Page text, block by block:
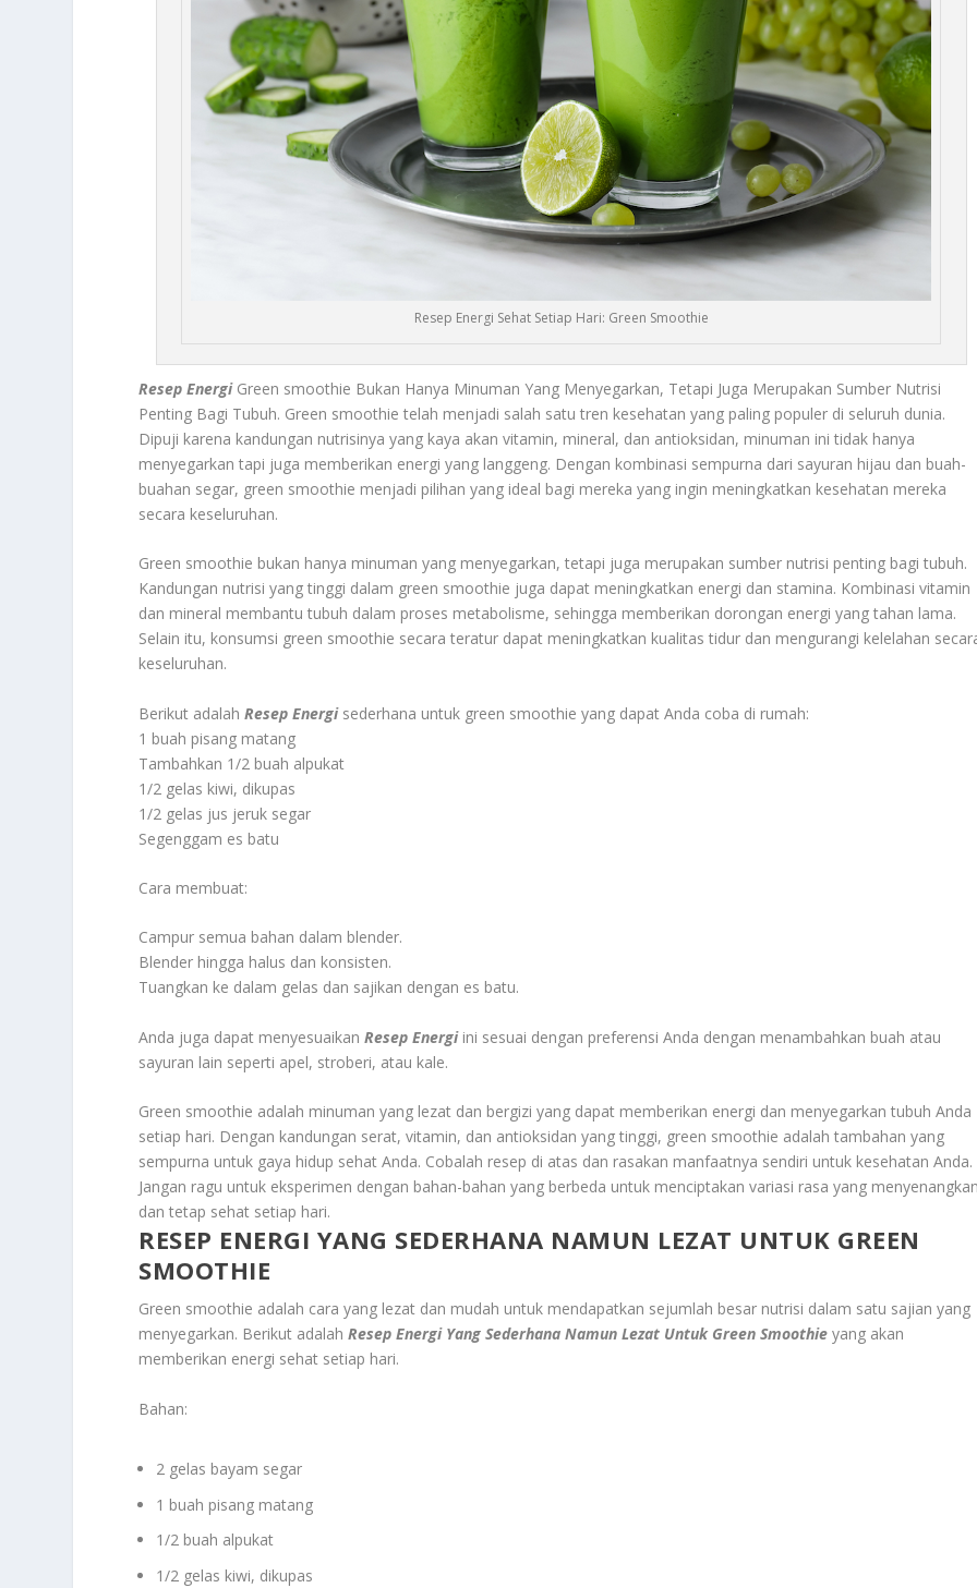
Resep Energi Sehat Setiap Hari: Green Smoothie
Resep Energi Green smoothie Bukan Hanya Minuman Yang Menyegarkan, Tetapi Juga Merupakan Sumber Nutrisi
Penting Bagi Tubuh. Green smoothie telah menjadi salah satu tren kesehatan yang paling populer di seluruh dunia.
Dipuji karena kandungan nutrisinya yang kaya akan vitamin, mineral, dan antioksidan, minuman ini tidak hanya
menyegarkan tapi juga memberikan energi yang langgeng. Dengan kombinasi sempurna dari sayuran hijau dan buah-
buahan segar, green smoothie menjadi pilihan yang ideal bagi mereka yang ingin meningkatkan kesehatan mereka
secara keseluruhan.
Green smoothie bukan hanya minuman yang menyegarkan, tetapi juga merupakan sumber nutrisi penting bagi tubuh.
Kandungan nutrisi yang tinggi dalam green smoothie juga dapat meningkatkan energi dan stamina. Kombinasi vitamin
dan mineral membantu tubuh dalam proses metabolisme, sehingga memberikan dorongan energi yang tahan lama.
Selain itu, konsumsi green smoothie secara teratur dapat meningkatkan kualitas tidur dan mengurangi kelelahan
keseluruhan.
Berikut adalahResep Energisederhana untuk green smoothie yang dapat Anda coba di rumah:
1 buah pisang matang
Tambahkan 1/2 buah alpukat
1/2 gelas kiwi, dikupas
1/2 gelas jus jeruk segar
Segenggam es batu
Cara membuat:
Campur semua bahan dalam blender.
Blender hingga halus dan konsisten.
Tuangkan ke dalam gelas dan sajikan dengan es batu.
Anda juga dapat menyesuaikanResep Energiini sesuai dengan preferensi Anda dengan menambahkan buah atau
sayuran lain seperti apel, stroberi, atau kale.
Green smoothie adalah minuman yang lezat dan bergizi yang dapat memberikan energi dan menyegarkan tubuh Anda
setiap hari. Dengan kandungan serat, vitamin, dan antioksidan yang tinggi, green smoothie adalah tambahan yang
sempurna untuk gaya hidup sehat Anda. Cobalah resep di atas dan rasakan manfaatnya sendiri untuk kesehatan Anda.
Jangan ragu untuk eksperimen dengan bahan-bahan yang berbeda untuk menciptakan variasi rasa yang
dan tetap sehat setiap hari.
RESEP ENERGI YANG SEDERHANA NAMUN LEZAT UNTUK GREEN
SMOOTHIE
Green smoothie adalah cara yang lezat dan mudah untuk mendapatkan sejumlah besar nutrisi dalam satu sajian yang
menyegarkan. Berikut adalahResep Energi Yang Sederhana Namun Lezat Untuk Green Smoothie yang akan
memberikan energi sehat setiap hari.
Bahan:
2 gelas bayam segar
1 buah pisang matang
1/2 buah alpukat
1/2 gelas kiwi, dikupas